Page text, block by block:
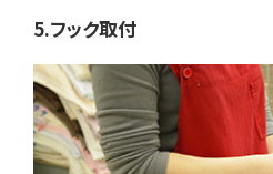
5.フック取付